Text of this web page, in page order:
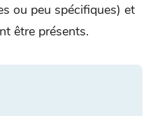
ou peu spécifiques) et
être présents.